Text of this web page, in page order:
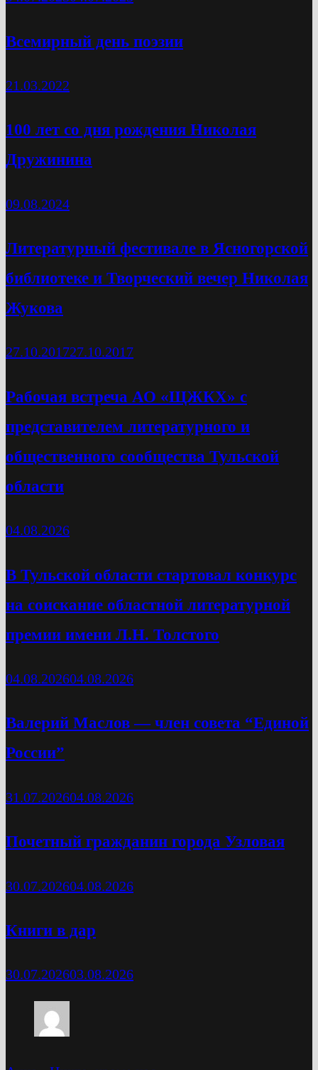
Всемирный день поэзии
21.03.2022
100 лет со дня рождения Николая
Дружинина
09.08.2024
Литературный фестивале в Ясногорской
библиотеке и Творческий вечер Николая
Жукова
27.10.201727.10.2017
Рабочая встреча АО «ЩЖКХ» с
представителем литературного и
общественного сообщества Тульской
области
04.08.2026
В Тульской области стартовал конкурс
на соискание областной литературной
премии имени Л.Н. Толстого
04.08.202604.08.2026
Валерий Маслов — член совета “Единой
России”
31.07.202604.08.2026
Почетный гражданин города Узловая
30.07.202604.08.2026
Книги в дар
30.07.202603.08.2026